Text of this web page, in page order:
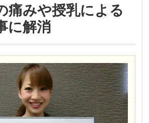
痛みや授乳による
に解消